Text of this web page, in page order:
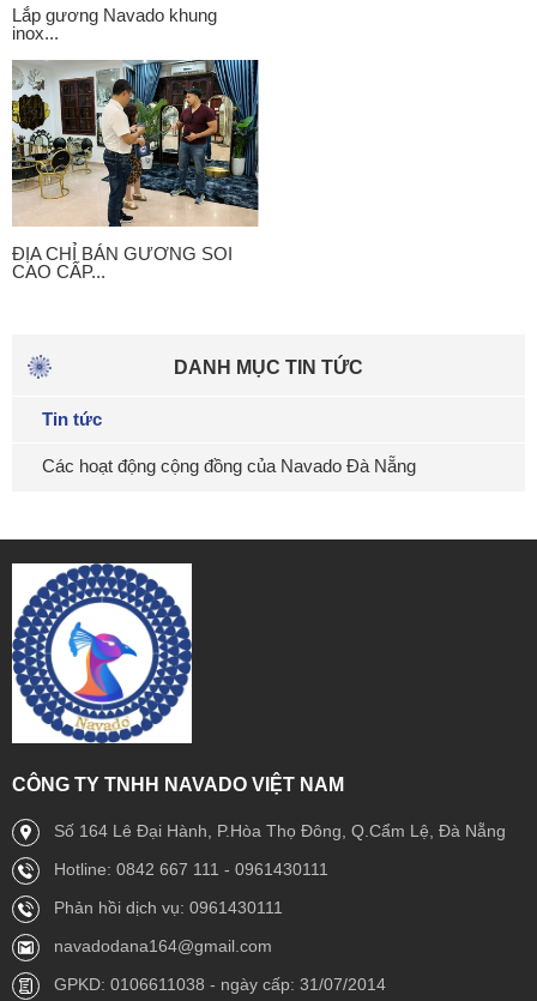
Lắp gương Navado khung
inox...
ĐỊA CHỈ BÁN GƯƠNG SOI
CAO CẤP...
DANH MỤC TIN TỨC
Tin tức
Các hoạt động cộng đồng của Navado Đà Nẵng
CÔNG TY TNHH NAVADO VIỆT NAM
Số 164 Lê Đại Hành, P.Hòa Thọ Đông, Q.Cẩm Lệ, Đà Nẵng
Hotline: 0842 667 111 - 0961430111
Phản hồi dịch vụ: 0961430111
navadodana164@gmail.com
GPKD: 0106611038 - ngày cấp: 31/07/2014